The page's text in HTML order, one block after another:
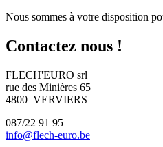
Nous sommes à votre disposition
Contactez nous !
FLECH'EURO srl
rue des Minières 65
4800 VERVIERS
087/22 91 95
info@flech-euro.be